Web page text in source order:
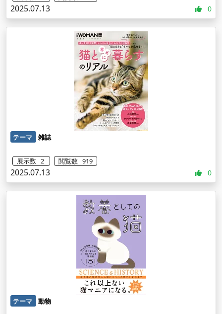
2025.07.13 0
テーマ 雑誌
展示数 2 閲覧数 919
2025.07.13 0
テーマ 動物